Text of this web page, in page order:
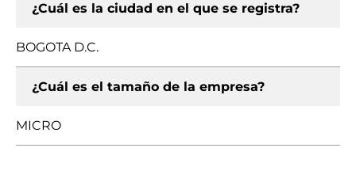
¿Cuál es la ciudad en el que se registra?
BOGOTA D.C.
¿Cuál es el tamaño de la empresa?
MICRO